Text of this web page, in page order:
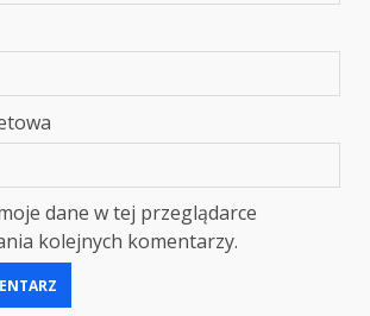
dane w tej przeglądarce
kolejnych komentarzy.